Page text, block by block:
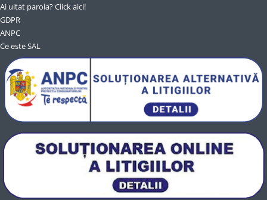
Ai uitat parola? Click aici!
GDPR
ANPC
Ce este SAL